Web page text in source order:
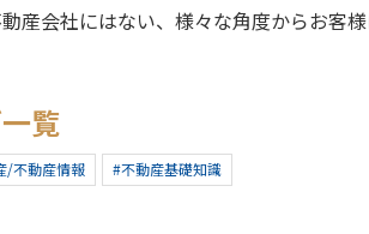
産会社にはない、様々な角度からお客
覧
/不動産情報 #不動産基礎知識